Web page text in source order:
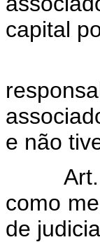
capital
e não
como
de